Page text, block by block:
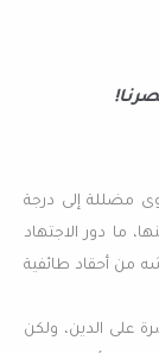
مضللة إلى درجة
ما دور الاجتهاد
من أحقاد طائفية
على الدين، ولكن